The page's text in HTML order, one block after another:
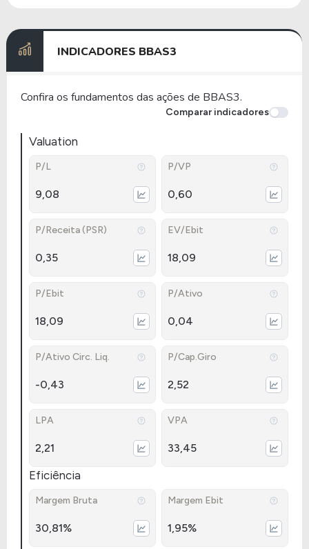
INDICADORES BBAS3
Confira os fundamentos das ações de BBAS3.
Comparar indicadores
Valuation
P/L
9,08
P/VP
0,60
P/Receita (PSR)
0,35
EV/Ebit
18,09
P/Ebit
18,09
P/Ativo
0,04
P/Ativo Circ. Liq.
-0,43
P/Cap.Giro
2,52
LPA
2,21
VPA
33,45
Eficiência
Margem Bruta
30,81%
Margem Ebit
1,95%